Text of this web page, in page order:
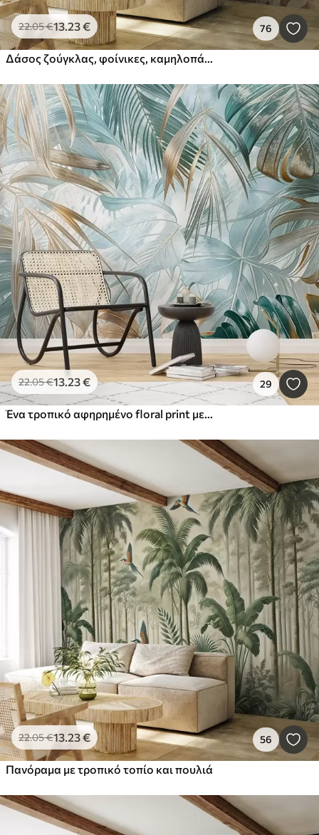
22.05€13.23€ 76
Δάσος ζούγκλας, φοίνικες, καμηλοπάρδαλη, ελέφαντας, ζέβρα, ακουαρέλα, μπεζ χρώμα, μπανανιά, λουλούδια
22.05€13.23€ 29
Ένα τροπικό αφηρημένο floral print με μεγάλα φύλλα φοίνικα σε αποχρώσεις του μπλε και του μπεζ δημιουργεί μια πλούσια ατμόσφαιρα
22.05€13.23€ 56
Πανόραμα με τροπικό τοπίο και πουλιά